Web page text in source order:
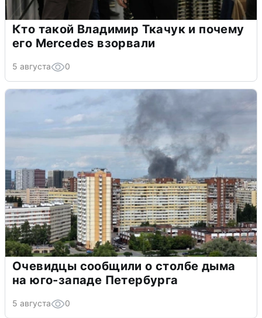
Кто такой Владимир Ткачук и почему
его Mercedes взорвали
5 августа 0
Очевидцы сообщили о столбе дыма
на юго-западе Петербурга
5 августа 0